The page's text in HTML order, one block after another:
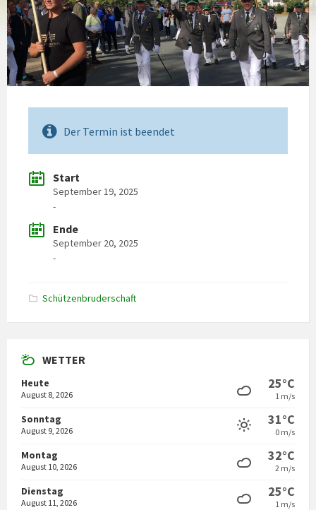
Der Termin ist beendet
Start
September 19, 2025
-
Ende
September 20, 2025
-
Schützenbruderschaft
WETTER
Heute
August 8, 2026
25°C
1 m/s
Sonntag
August 9, 2026
31°C
0 m/s
Montag
August 10, 2026
32°C
2 m/s
Dienstag
August 11, 2026
25°C
1 m/s